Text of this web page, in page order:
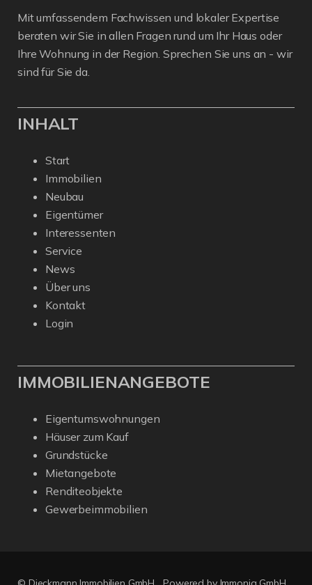
Mit umfassendem Fachwissen und lokaler Expertise
beraten wir Sie in allen Fragen rund um Ihr Haus oder
Ihre Wohnung in der Region. Sprechen Sie uns an - wir
sind für Sie da.
INHALT
Start
Immobilien
Neubau
Eigentümer
Interessenten
Service
News
Über uns
Kontakt
Login
IMMOBILIENANGEBOTE
Eigentumswohnungen
Häuser zum Kauf
Grundstücke
Mietangebote
Renditeobjekte
Gewerbeimmobilien